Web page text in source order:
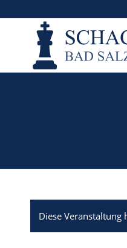
Diese Veranstaltung